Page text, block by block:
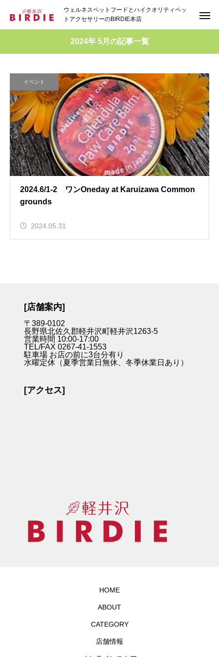
ウェルネスペットフードとハイクオリティペッ
トアクセサリーのBIRDIE本店
2024年 5月の記事一覧
イベント
2024.6/1-2 ワンOneday at Karuizawa Common
grounds
2024.05.31
[店舗案内]
〒389-0102
長野県北佐久郡軽井沢町軽井沢1263-5
営業時間 10:00-17:00
TEL/FAX 0267-41-1553
駐車場 お店の前に3台分有り
水曜定休（夏季営業日無休、冬季休業日あり）
[アクセス]
HOME
ABOUT
CATEGORY
店舗情報